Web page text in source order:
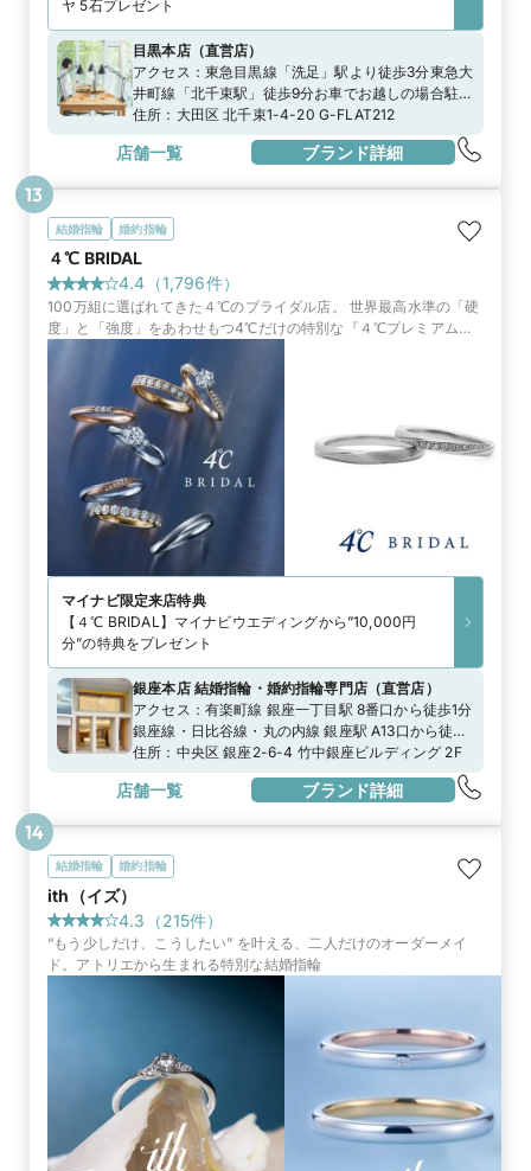
ヤ 5石プレゼント
目黒本店（直営店）
アクセス： 東急目黒線「洗足」駅より徒歩3分東急大
井町線「北千束駅」徒歩9分お車でお越しの場合駐車
場のご用意がございますのでスタッフまでお申し付
住所： 大田区 北千束1-4-20 G-FLAT212
店舗一覧 ブランド詳細
結婚指輪 婚約指輪
４℃ BRIDAL
4.4 （1,796件）
100万組に選ばれてきた４℃のブライダル店。 世界最高水準の「硬
度」と「強度」をあわせもつ4℃だけの特別な『４℃プレミアムプ
ラチナ』や、世界中から厳選したダイヤモンドからふたりだけのブ
マイナビ限定来店特典
【４℃ BRIDAL】マイナビウエディングから”10,000円
分”の特典をプレゼント
銀座本店 結婚指輪・婚約指輪専門店（直営店 ）
アクセス： 有楽町線 銀座一丁目駅 8番口から徒歩1分
銀座線・日比谷線・丸の内線 銀座駅 A13口から徒歩
3分日比谷線 東銀座駅 A8口から徒歩6分
住所： 中央区 銀座2-6-4 竹中銀座ビルディング 2F
店舗一覧 ブランド詳細
13
結婚指輪 婚約指輪
ith（イズ）
4.3 （215件）
“もう少しだけ、こうしたい” を叶える、二人だけのオーダーメイ
ド。アトリエから生まれる特別な結婚指輪
14